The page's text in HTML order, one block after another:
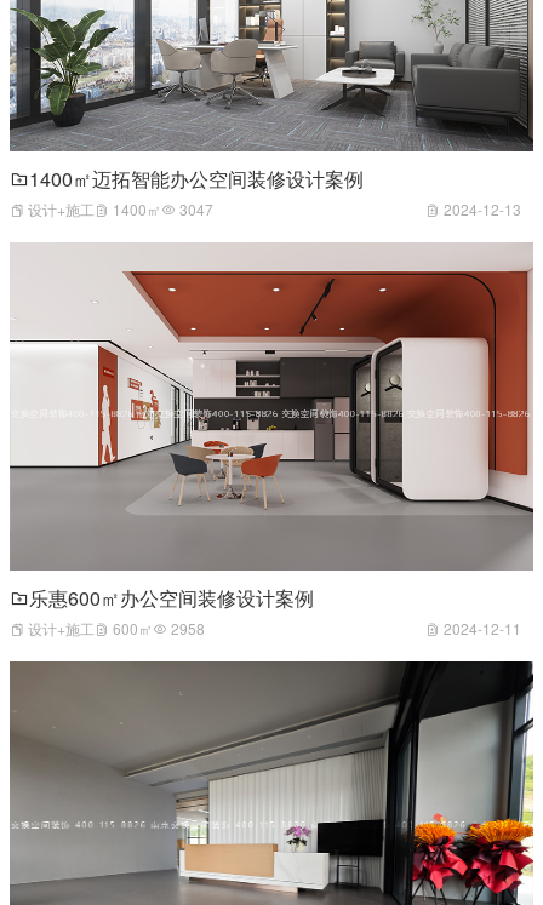
1400㎡迈拓智能办公空间装修设计案例
设计+施工 1400㎡ 3047 2024-12-13
乐惠600㎡办公空间装修设计案例
设计+施工 600㎡ 2958 2024-12-11